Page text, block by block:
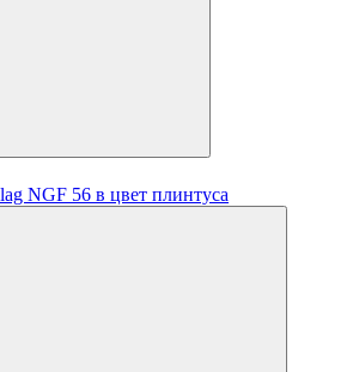
NGF 56 в цвет плинтуса